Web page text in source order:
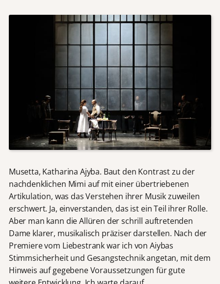
Musetta, Katharina Ajyba. Baut den Kontrast zu der
nachdenklichen Mimi auf mit einer übertriebenen
Artikulation, was das Verstehen ihrer Musik zuweilen
erschwert. Ja, einverstanden, das ist ein Teil ihrer Rolle.
Aber man kann die Allüren der schrill auftretenden
Dame klarer, musikalisch präziser darstellen. Nach der
Premiere vom Liebestrank war ich von Aiybas
Stimmsicherheit und Gesangstechnik angetan, mit dem
Hinweis auf gegebene Voraussetzungen für gute